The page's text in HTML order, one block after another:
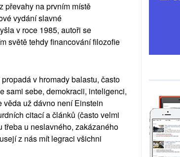
převahy na prvním místě
vydání slavné
v roce 1985, autoři se
světě tehdy financování filozofie
v hromady balastu, často
sami sebe, demokracii, inteligenci,
věda už dávno není Einstein
citací a článků (často velmi
třeba u neslavného, zakázaného
z nás mít legraci všichni